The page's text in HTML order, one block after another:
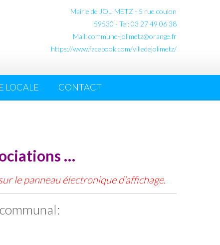
Mairie de JOLIMETZ - 5 rue coulon
59530 - Tel: 03 27 49 06 38
Mail: commune-jolimetz@orange.fr
https://www.facebook.com/villedejolimetz/
LOCALE CONTACT
…
le panneau électronique d’affichage.